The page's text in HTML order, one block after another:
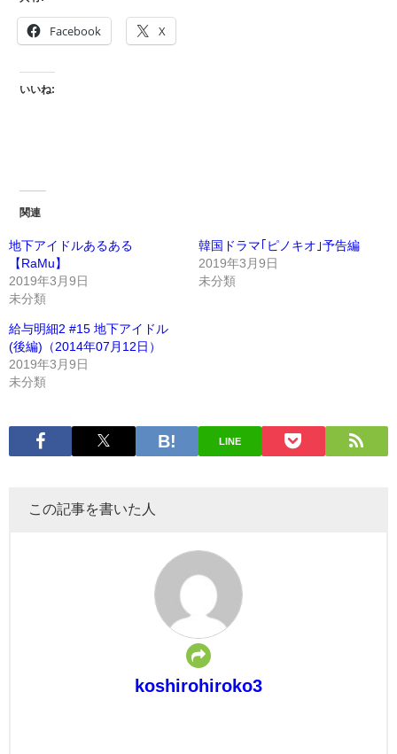
Facebook X
いいね:
関連
地下アイドルあるある
【RaMu】
2019年3月9日
未分類
韓国ドラマ｢ピノキオ｣予告編
2019年3月9日
未分類
給与明細2 #15 地下アイドル
(後編)（2014年07月12日）
2019年3月9日
未分類
LINE
この記事を書いた人
koshirohiroko3